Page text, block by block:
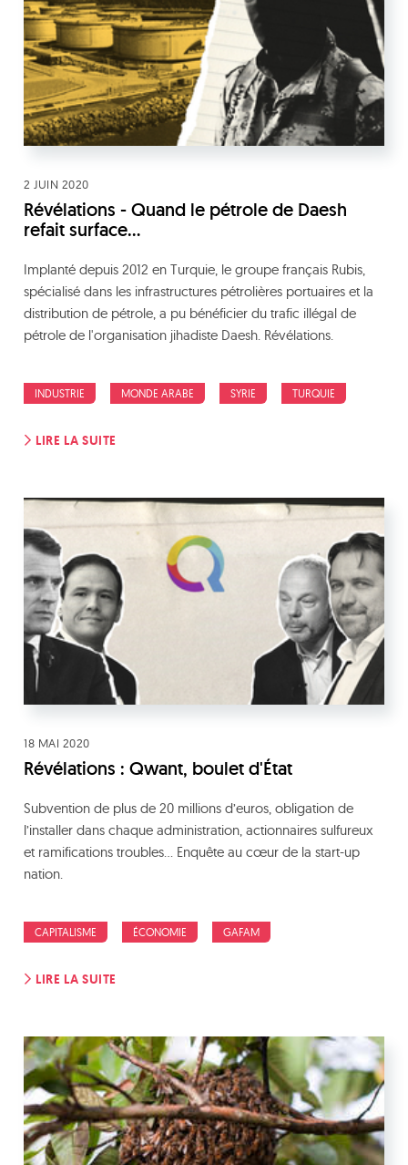
2 JUIN 2020
Révélations - Quand le pétrole de Daesh
refait surface...
Implanté depuis 2012 en Turquie, le groupe français Rubis,
spécialisé dans les infrastructures pétrolières portuaires et la
distribution de pétrole, a pu bénéficier du trafic illégal de
pétrole de l'organisation jihadiste Daesh. Révélations.
INDUSTRIE MONDE ARABE SYRIE TURQUIE
LIRE LA SUITE
18 MAI 2020
Révélations : Qwant, boulet d'État
Subvention de plus de 20 millions d’euros, obligation de
l’installer dans chaque administration, actionnaires sulfureux
et ramifications troubles… Enquête au cœur de la start-up
nation.
CAPITALISME ÉCONOMIE GAFAM
LIRE LA SUITE